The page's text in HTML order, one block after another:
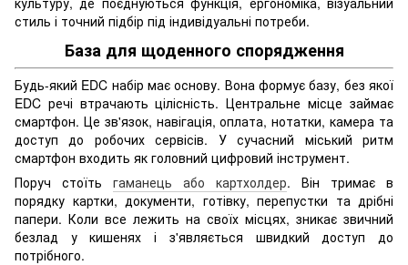
стиль і точний підбір під індивідуальні потреби.
База для щоденного спорядження
Будь-який EDC набір має основу. Вона формує базу, без якої
EDC речі втрачають цілісність. Центральне місце займає
смартфон. Це зв'язок, навігація, оплата, нотатки, камера та
доступ до робочих сервісів. У сучасний міський ритм
смартфон входить як головний цифровий інструмент.
Поруч стоїть гаманець або картхолдер. Він тримає в
порядку картки, документи, готівку, перепустки та дрібні
папери. Коли все лежить на своїх місцях, зникає звичний
безлад у кишенях і з'являється швидкий доступ до
потрібного.